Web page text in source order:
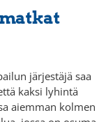
järjestäjä saa
kaksi lyhintä
aiemman kolmen